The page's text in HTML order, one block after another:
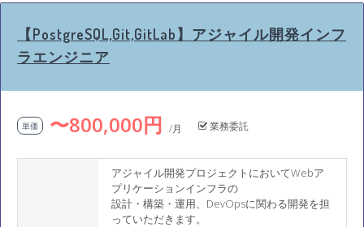
【PostgreSQL,Git,GitLab】アジャイル開発インフ
ラエンジニア
単価 〜800,000円 /月 業務委託
アジャイル開発プロジェクトにおいてWebア
プリケーションインフラの
設計・構築・運用、DevOpsに関わる開発を担
っていただきます。